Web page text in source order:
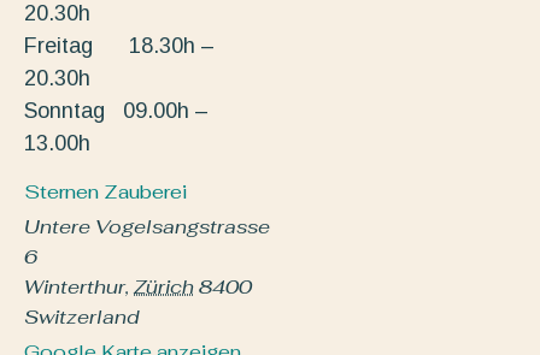
20.30h
Freitag 18.30h –
20.30h
Sonntag 09.00h –
13.00h
Sternen Zauberei
Untere Vogelsangstrasse
6
Winterthur, Zürich8400
Switzerland